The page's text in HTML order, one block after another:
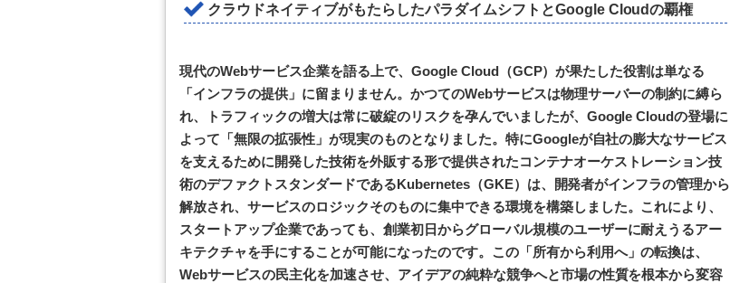
クラウドネイティブがもたらしたパラダイムシフトとGoogle Cloudの覇権
現代のWebサービス企業を語る上で、Google Cloud（GCP）が果たした役割は単なる
「インフラの提供」に留まりません。かつてのWebサービスは物理サーバーの制約に縛ら
れ、トラフィックの増大は常に破綻のリスクを孕んでいましたが、Google Cloudの登場に
よって「無限の拡張性」が現実のものとなりました。特にGoogleが自社の膨大なサービス
を支えるために開発した技術を外販する形で提供されたコンテナオーケストレーション技
術のデファクトスタンダードであるKubernetes（GKE）は、開発者がインフラの管理から
解放され、サービスのロジックそのものに集中できる環境を構築しました。これにより、
スタートアップ企業であっても、創業初日からグローバル規模のユーザーに耐えうるアー
キテクチャを手にすることが可能になったのです。この「所有から利用へ」の転換は、
Webサービスの民主化を加速させ、アイデアの純粋な競争へと市場の性質を根本から変容